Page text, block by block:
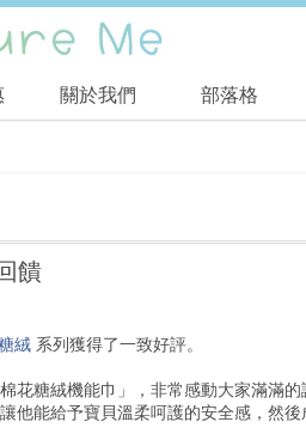
關於我們 部落格
饋
絨 系列獲得了一致好評。
花糖絨機能巾」，非常感動大家滿滿的
他能給予寶貝溫柔呵護的安全感，然